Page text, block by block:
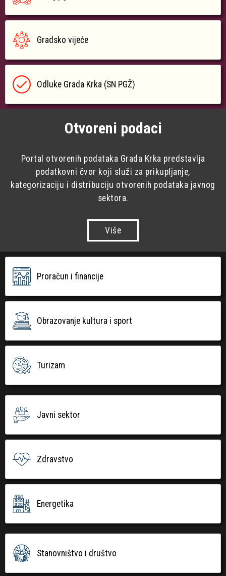
Gradsko vijeće
Odluke Grada Krka (SN PGŽ)
Otvoreni podaci
Portal otvorenih podataka Grada Krka predstavlja
podatkovni čvor koji služi za prikupljanje,
kategorizaciju i distribuciju otvorenih podataka javnog
sektora.
Više
Proračun i financije
Obrazovanje kultura i sport
Turizam
Javni sektor
Zdravstvo
Energetika
Stanovništvo i društvo